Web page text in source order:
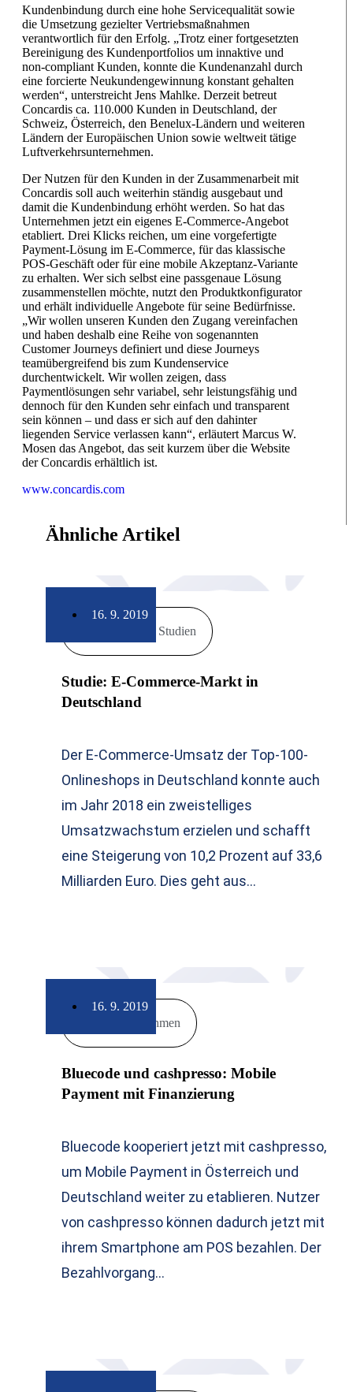
Kundenbindung durch eine hohe Servicequalität sowie
die Umsetzung gezielter Vertriebsmaßnahmen
verantwortlich für den Erfolg. „Trotz einer fortgesetzten
Bereinigung des Kundenportfolios um innaktive und
non-compliant Kunden, konnte die Kundenanzahl durch
eine forcierte Neukundengewinnung konstant gehalten
werden“, unterstreicht Jens Mahlke. Derzeit betreut
Concardis ca. 110.000 Kunden in Deutschland, der
Schweiz, Österreich, den Benelux-Ländern und weiteren
Ländern der Europäischen Union sowie weltweit tätige
Luftverkehrsunternehmen.
Der Nutzen für den Kunden in der Zusammenarbeit mit
Concardis soll auch weiterhin ständig ausgebaut und
damit die Kundenbindung erhöht werden. So hat das
Unternehmen jetzt ein eigenes E-Commerce-Angebot
etabliert. Drei Klicks reichen, um eine vorgefertigte
Payment-Lösung im E-Commerce, für das klassische
POS-Geschäft oder für eine mobile Akzeptanz-Variante
zu erhalten. Wer sich selbst eine passgenaue Lösung
zusammenstellen möchte, nutzt den Produktkonfigurator
und erhält individuelle Angebote für seine Bedürfnisse.
„Wir wollen unseren Kunden den Zugang vereinfachen
und haben deshalb eine Reihe von sogenannten
Customer Journeys definiert und diese Journeys
teamübergreifend bis zum Kundenservice
durchentwickelt. Wir wollen zeigen, dass
Paymentlösungen sehr variabel, sehr leistungsfähig und
dennoch für den Kunden sehr einfach und transparent
sein können – und dass er sich auf den dahinter
liegenden Service verlassen kann“, erläutert Marcus W.
Mosen das Angebot, das seit kurzem über die Website
der Concardis erhältlich ist.
www.concardis.com
Ähnliche Artikel
16. 9. 2019
Markt & Studien
Studie: E-Commerce-Markt in
Deutschland
Der E-Commerce-Umsatz der Top-100-
Onlineshops in Deutschland konnte auch
im Jahr 2018 ein zweistelliges
Umsatzwachstum erzielen und schafft
eine Steigerung von 10,2 Prozent auf 33,6
Milliarden Euro. Dies geht aus…
16. 9. 2019
Unternehmen
Bluecode und cashpresso: Mobile
Payment mit Finanzierung
Bluecode kooperiert jetzt mit cashpresso,
um Mobile Payment in Österreich und
Deutschland weiter zu etablieren. Nutzer
von cashpresso können dadurch jetzt mit
ihrem Smartphone am POS bezahlen. Der
Bezahlvorgang…